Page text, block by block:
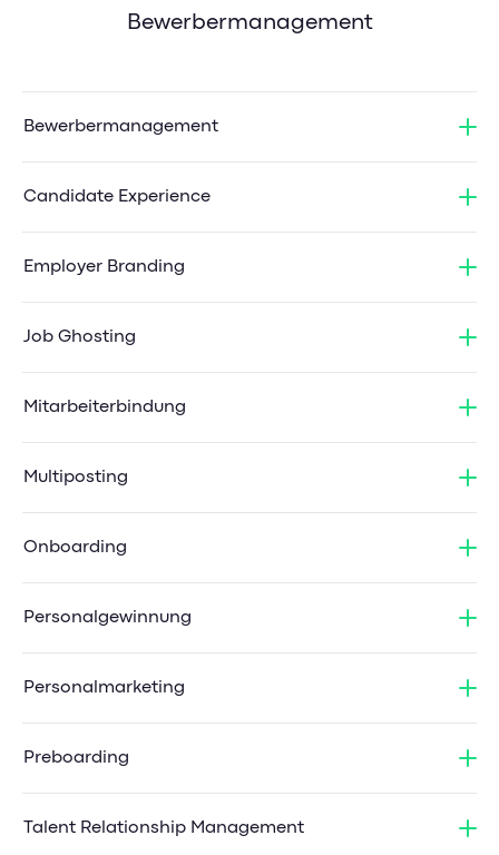
Bewerbermanagement
Bewerbermanagement
Candidate Experience
Employer Branding
Job Ghosting
Mitarbeiterbindung
Multiposting
Onboarding
Personalgewinnung
Personalmarketing
Preboarding
Talent Relationship Management